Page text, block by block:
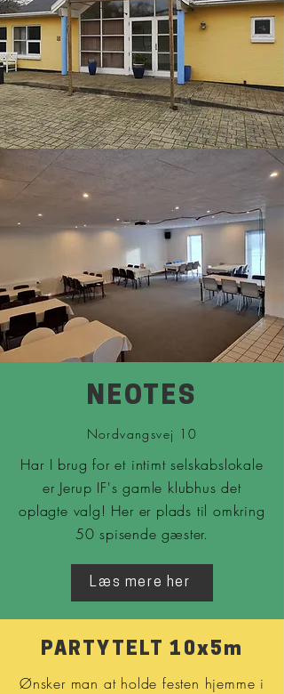
NEOTES
Nordvangsvej 10
Har I brug for et intimt selskabslokale
er Jerup IF's gamle klubhus det
oplagte valg! Her er plads til omkring
50 spisende gæster.
Læs mere her
PARTYTELT 10x5m
Ønsker man at holde festen hjemme i